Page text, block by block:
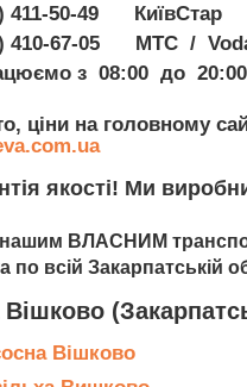
50-49 КиївСтар
410-67-05 МТС /
з 08:00 до
ціни на головному
якості! Ми
нашим ВЛАСНИМ
по всій Закарпатській
Вішково
Вішково